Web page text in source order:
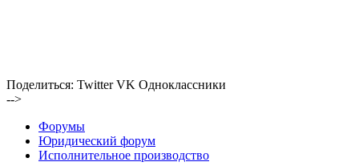
Поделиться: Twitter VK Одноклассники
-->
Форумы
Юридический форум
Исполнительное производство